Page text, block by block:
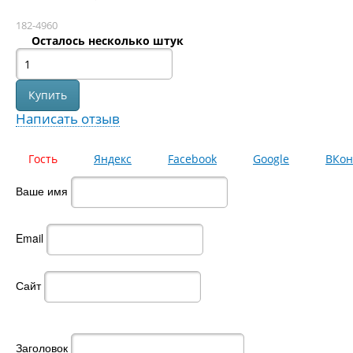
182-4960
Осталось несколько штук
Написать отзыв
Гость Яндекс Facebook Google
Ваше имя
Email
Сайт
Заголовок